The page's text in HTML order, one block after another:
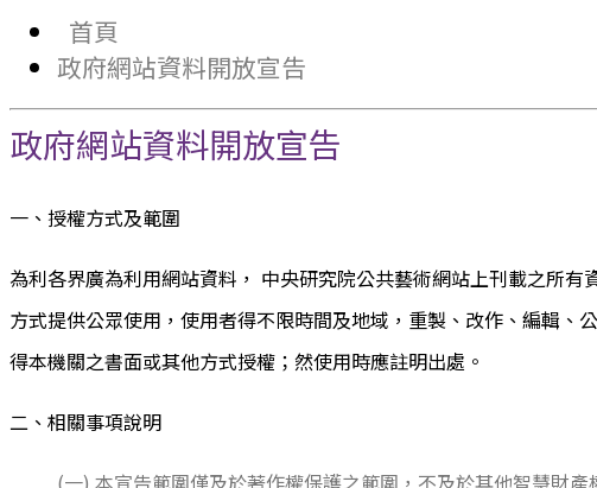
首頁
政府網站資料開放宣告
政府網站資料開放宣告
一、授權方式及範圍
為利各界廣為利用網站資料， 中央研究院公共藝術網站上刊載之所
方式提供公眾使用，使用者得不限時間及地域，重製、改作、編輯
得本機關之書面或其他方式授權；然使用時應註明出處。
二、相關事項說明